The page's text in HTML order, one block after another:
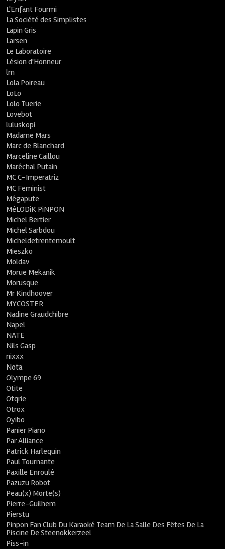
L'Enfant Fourmi
La Société des Simplistes
Lapin Gris
Larsen
Le Laboratoire
Lésion d'Honneur
lm
Lola Poireau
LoLo
Lolo Tuerie
Lovebot
luluskopi
Madame Mars
Marc de Blanchard
Marceline Caillou
Maréchal Putain
MC C-Imperatriz
MC Feminist
Mégapute
MéLODiK PiNPON
Michel Bertier
Michel Sarbdou
Micheldetrentemoult
Mieszko
Moldav
Morue Mekanik
Morusque
Mr Kindhoover
MYCOSTER
Nadine Graudchibre
Napel
NATE
Nils Gasp
nixxx
Nota
Olympe 69
Otite
Otqrie
Otrox
Oyibo
Panier Piano
Par Alliance
Patrick Harlequin
Paul Tournante
Paxille Enroulé
Pazuzu Robot
Peau(x) Morte(s)
Pierre-Guilhem
Pierstu
Pinpon Fan Club Du Karaoké Team De La Salle Des Fêtes De La
Piscine De Steenokkerzeel
Piss-in